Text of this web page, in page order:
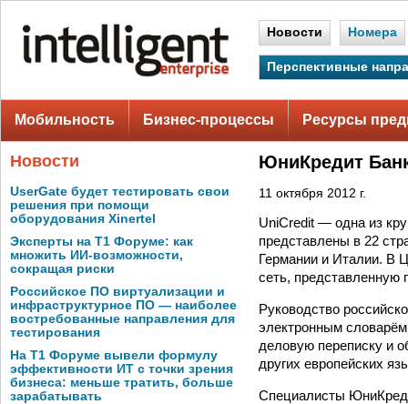
Новости Номера
Перспективные
Мобильность Бизнес-процессы Ресурсы
Новости
UserGate будет тестировать свои
решения при помощи
оборудования Xinertel
Эксперты на Т1 Форуме: как
множить ИИ-возможности,
сокращая риски
Российское ПО виртуализации и
инфраструктурное ПО — наиболее
востребованные направления для
тестирования
На Т1 Форуме вывели формулу
эффективности ИТ с точки зрения
бизнеса: меньше тратить, больше
зарабатывать
ЮниКредит
11 октября 2012 г.
UniCredit — одна из
представлены в 22
Германии и Италии. В
сеть, представленную
Руководство
электронным
деловую переписку и
других европейских
Специалисты